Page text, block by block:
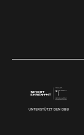
UNTERSTÜTZT DEN DBB